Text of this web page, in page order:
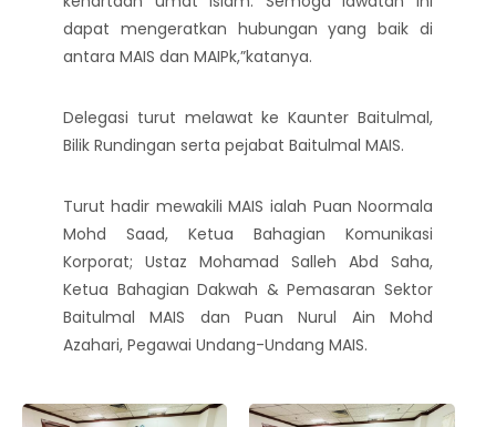
dapat mengeratkan hubungan yang baik di
antara MAIS dan MAIPk,”katanya.
Delegasi turut melawat ke Kaunter Baitulmal,
Bilik Rundingan serta pejabat Baitulmal MAIS.
Turut hadir mewakili MAIS ialah Puan Noormala
Mohd Saad, Ketua Bahagian Komunikasi
Korporat; Ustaz Mohamad Salleh Abd Saha,
Ketua Bahagian Dakwah & Pemasaran Sektor
Baitulmal MAIS dan Puan Nurul Ain Mohd
Azahari, Pegawai Undang-Undang MAIS.